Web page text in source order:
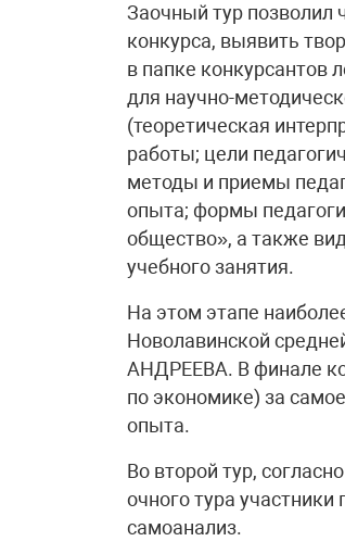
Заочный тур позволил
конкурса, выявить
в папке конкурсантов
для научно-
(теоретическая
работы; цели
методы и приемы
опыта; формы
общество», а также
учебного занятия.
На этом этапе
Новолавинской
АНДРЕЕВА. В финале
по экономике) за
опыта.
Во второй тур,
очного тура
самоанализ.